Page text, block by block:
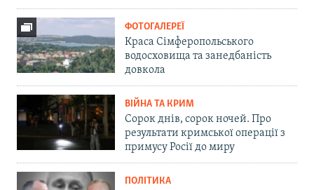
ФОТОГАЛЕРЕЇ
Краса Сімферопольського
водосховища та занедбаність
довкола
ВІЙНА ТА КРИМ
Сорок днів, сорок ночей. Про
результати кримської операції з
примусу Росії до миру
ПОЛІТИКА